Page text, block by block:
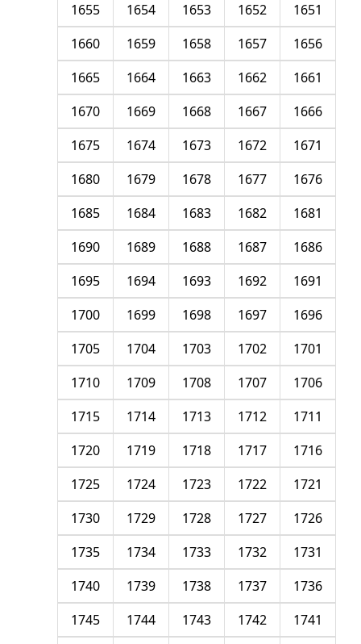
1651
1652
1653
1654
1655
1656
1657
1658
1659
1660
1661
1662
1663
1664
1665
1666
1667
1668
1669
1670
1671
1672
1673
1674
1675
1676
1677
1678
1679
1680
1681
1682
1683
1684
1685
1686
1687
1688
1689
1690
1691
1692
1693
1694
1695
1696
1697
1698
1699
1700
1701
1702
1703
1704
1705
1706
1707
1708
1709
1710
1711
1712
1713
1714
1715
1716
1717
1718
1719
1720
1721
1722
1723
1724
1725
1726
1727
1728
1729
1730
1731
1732
1733
1734
1735
1736
1737
1738
1739
1740
1741
1742
1743
1744
1745